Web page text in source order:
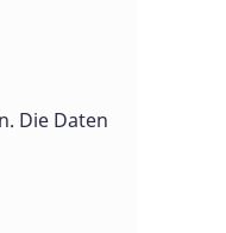
Daten
Die Daten